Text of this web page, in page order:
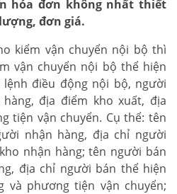
hóa đơn không nhất thiết
đơn giá.
kiểm vận chuyển nội bộ thì
vận chuyển nội bộ thể hiện
điều động nội bộ, người
địa điểm kho xuất, địa
tiện vận chuyển. Cụ thể: tên
nhận hàng, địa chỉ người
nhận hàng; tên người bán
địa chỉ người bán thể hiện
và phương tiện vận chuyển;